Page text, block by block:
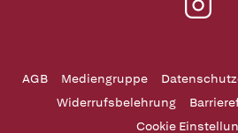
AGB Mediengruppe
Widerrufsbelehrung
Cookie